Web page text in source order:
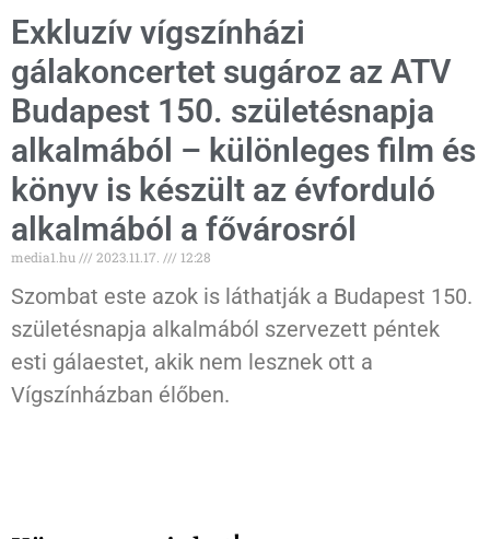
Exkluzív vígszínházi
gálakoncertet sugároz az ATV
Budapest 150. születésnapja
alkalmából – különleges film és
könyv is készült az évforduló
alkalmából a fővárosról
media1.hu 2023.11.17. 12:28
Szombat este azok is láthatják a Budapest 150.
születésnapja alkalmából szervezett péntek
esti gálaestet, akik nem lesznek ott a
Vígszínházban élőben.